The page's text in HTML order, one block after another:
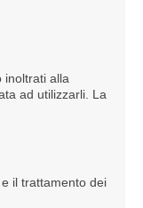
inoltrati alla
ad utilizzarli. La
il trattamento dei